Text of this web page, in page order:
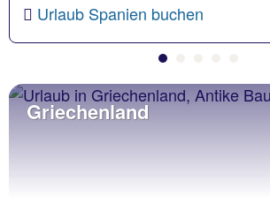
Urlaub Spanien buchen
Griechenland